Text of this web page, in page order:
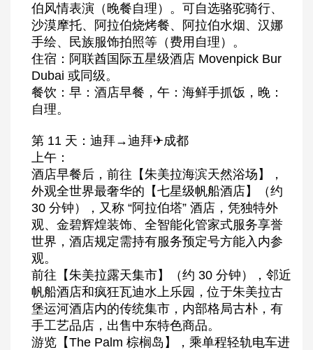
伯风情表演（晚餐自理）。可自选骆驼骑行、
沙漠摩托、阿拉伯烧烤餐、阿拉伯水烟、汉娜
手绘、民族服饰拍照等（费用自理）。
住宿：阿联酋国际五星级酒店 Movenpick Bur
Dubai 或同级。
餐饮：早：酒店早餐，午：海鲜手抓饭，晚：
自理。
第 11 天：迪拜→迪拜✈成都
上午：
酒店早餐后，前往【朱美拉海滨天然浴场】，
外观全世界最奢华的【七星级帆船酒店】（约
30 分钟），又称 “阿拉伯塔” 酒店，凭独特外
观、金碧辉煌装饰、全智能化管家式服务享誉
世界，酒店规定需持有服务预定号方能入内参
观。
前往【朱美拉露天集市】（约 30 分钟），邻近
帆船酒店和疯狂瓦迪水上乐园，位于朱美拉古
堡运河酒店内的传统集市，内部格局古朴，有
手工艺品店，出售中东特色商品。
游览【The Palm 棕榈岛】，乘单程轻轨电车进